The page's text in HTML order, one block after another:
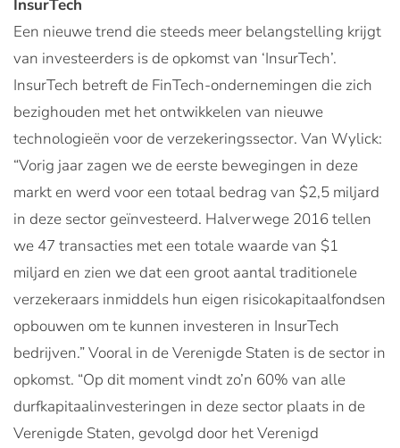
InsurTech
Een nieuwe trend die steeds meer belangstelling krijgt
van investeerders is de opkomst van ‘InsurTech’.
InsurTech betreft de FinTech-ondernemingen die zich
bezighouden met het ontwikkelen van nieuwe
technologieën voor de verzekeringssector. Van Wylick:
“Vorig jaar zagen we de eerste bewegingen in deze
markt en werd voor een totaal bedrag van $2,5 miljard
in deze sector geïnvesteerd. Halverwege 2016 tellen
we 47 transacties met een totale waarde van $1
miljard en zien we dat een groot aantal traditionele
verzekeraars inmiddels hun eigen risicokapitaalfondsen
opbouwen om te kunnen investeren in InsurTech
bedrijven.” Vooral in de Verenigde Staten is de sector in
opkomst. “Op dit moment vindt zo’n 60% van alle
durfkapitaalinvesteringen in deze sector plaats in de
Verenigde Staten, gevolgd door het Verenigd